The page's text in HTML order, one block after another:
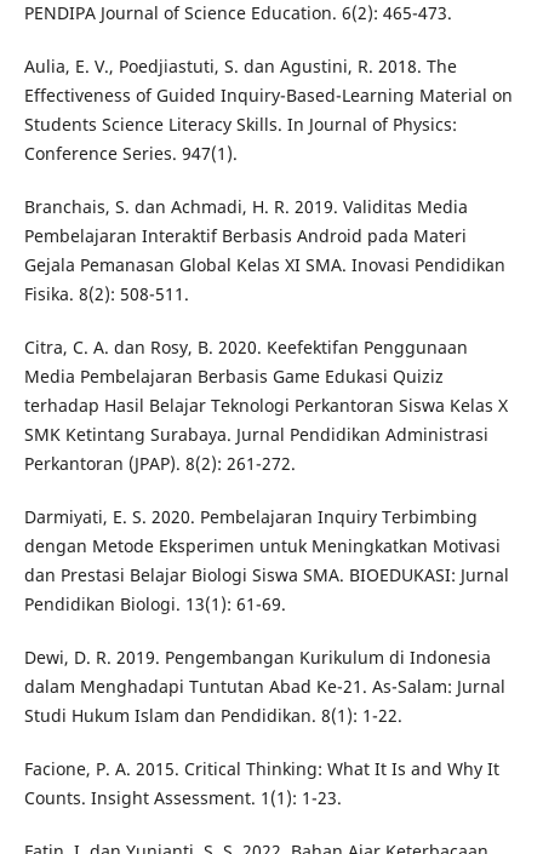
PENDIPA Journal of Science Education. 6(2): 465-473.
Aulia, E. V., Poedjiastuti, S. dan Agustini, R. 2018. The
Effectiveness of Guided Inquiry-Based-Learning Material on
Students Science Literacy Skills. In Journal of Physics:
Conference Series. 947(1).
Branchais, S. dan Achmadi, H. R. 2019. Validitas Media
Pembelajaran Interaktif Berbasis Android pada Materi
Gejala Pemanasan Global Kelas XI SMA. Inovasi Pendidikan
Fisika. 8(2): 508-511.
Citra, C. A. dan Rosy, B. 2020. Keefektifan Penggunaan
Media Pembelajaran Berbasis Game Edukasi Quiziz
terhadap Hasil Belajar Teknologi Perkantoran Siswa Kelas X
SMK Ketintang Surabaya. Jurnal Pendidikan Administrasi
Perkantoran (JPAP). 8(2): 261-272.
Darmiyati, E. S. 2020. Pembelajaran Inquiry Terbimbing
dengan Metode Eksperimen untuk Meningkatkan Motivasi
dan Prestasi Belajar Biologi Siswa SMA. BIOEDUKASI: Jurnal
Pendidikan Biologi. 13(1): 61-69.
Dewi, D. R. 2019. Pengembangan Kurikulum di Indonesia
dalam Menghadapi Tuntutan Abad Ke-21. As-Salam: Jurnal
Studi Hukum Islam dan Pendidikan. 8(1): 1-22.
Facione, P. A. 2015. Critical Thinking: What It Is and Why It
Counts. Insight Assessment. 1(1): 1-23.